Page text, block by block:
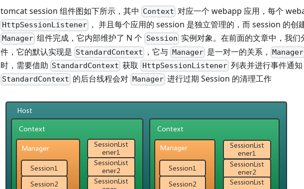
tomcat session 组件图如下所示，其中 Context 对应一个 webapp 应用，每个
HttpSessionListener ， 并且每个应用的 session 是独立管理的，而 session 的创
Manager 组件完成，它内部维护了 N 个 Session 实例对象。在前面的文章中，我们
件，它的默认实现是 StandardContext ，它与 Manager是一对一的关系， Manager
时，需要借助 StandardContext 获取 HttpSessionListener列表并进行事件通
StandardContext 的后台线程会对 Manager进行过期 Session 的清理工作